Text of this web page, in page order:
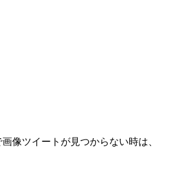
像ツイートが見つからない時は、